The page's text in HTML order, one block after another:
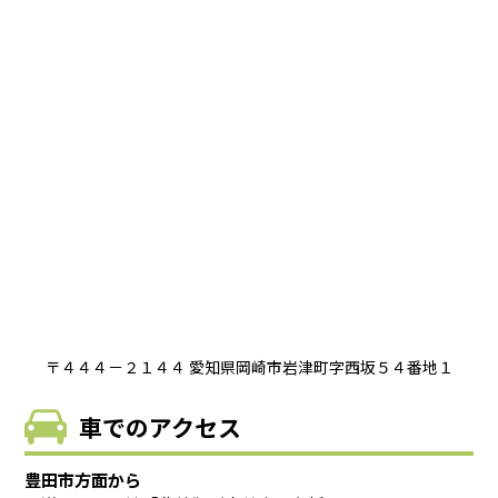
〒４４４－２１４４ 愛知県岡崎市岩津町字西坂５４番地１
車でのアクセス
豊田市方面から